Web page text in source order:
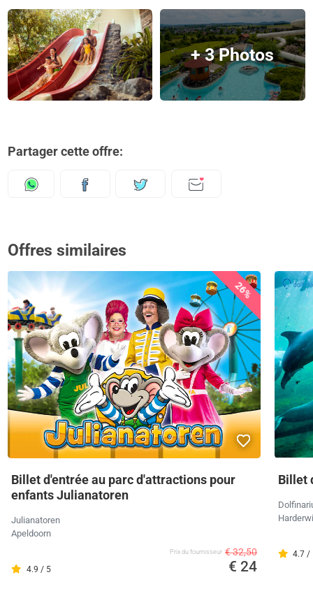
+ 3 Photos
Partager cette offre:
Offres similaires
26%
Billet d'entrée au parc d'attractions pour
enfants Julianatoren
Julianatoren
Apeldoorn
4.9 / 5
Prix ​​du fournisseur € 32,50
€ 24
Billet
4.7 /